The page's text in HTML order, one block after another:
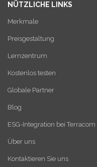
NÜTZLICHE LINKS
Merkmale
Preisgestaltung
Lernzentrum
Kostenlos testen
Globale Partner
Blog
ESG-Integration bei Terracom
Über uns
Kontaktieren Sie uns